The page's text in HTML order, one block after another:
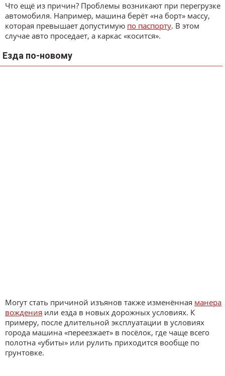
Что ещё из причин? Проблемы возникают при перегрузке
автомобиля. Например, машина берёт «на борт» массу,
которая превышает допустимую по паспорту. В этом
случае авто проседает, а каркас «косится».
Езда по-новому
Могут стать причиной изъянов также изменённая манера
вождения или езда в новых дорожных условиях. К
примеру, после длительной эксплуатации в условиях
города машина «переезжает» в посёлок, где чаще всего
полотна «убиты» или рулить приходится вообще по
грунтовке.